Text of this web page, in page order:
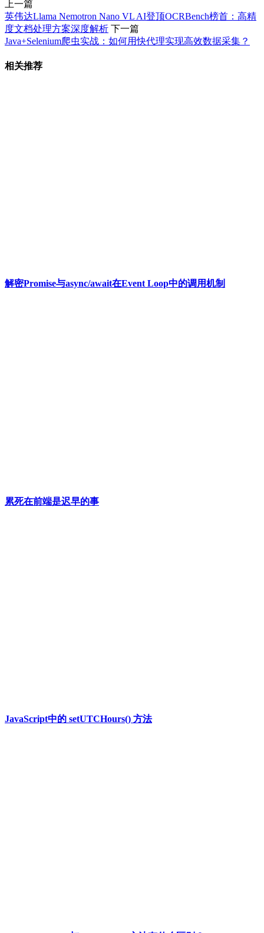
上一篇
英伟达Llama Nemotron Nano VL AI登顶OCRBench榜首：高精
度文档处理方案深度解析 下一篇
Java+Selenium爬虫实战：如何用快代理实现高效数据采集？
相关推荐
解密Promise与async/await在Event Loop中的调用机制
累死在前端是迟早的事
JavaScript中的 setUTCHours() 方法